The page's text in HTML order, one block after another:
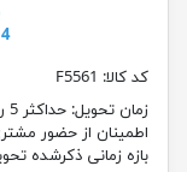
4 قسط ماهیانه بدون کارمزد
کد کالا: F5561
زمان تحویل:
اطمینان از حضور
بازه زمانی ذکرشده